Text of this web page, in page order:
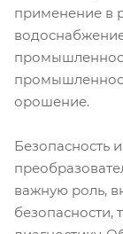
применение в
орошение.
Безопасность
важную роль,
безопасности,